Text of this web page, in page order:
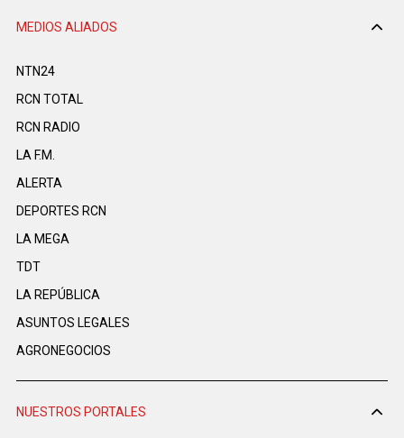
MEDIOS ALIADOS
NTN24
RCN TOTAL
RCN RADIO
LA F.M.
ALERTA
DEPORTES RCN
LA MEGA
TDT
LA REPÚBLICA
ASUNTOS LEGALES
AGRONEGOCIOS
NUESTROS PORTALES